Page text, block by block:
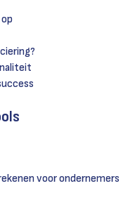
voor ondernemers